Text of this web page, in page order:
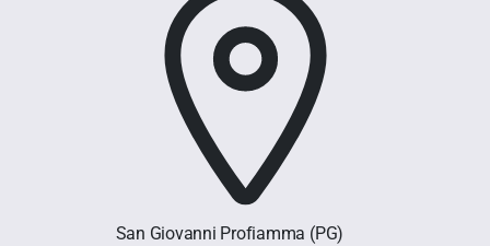
San Giovanni Profiamma (PG)